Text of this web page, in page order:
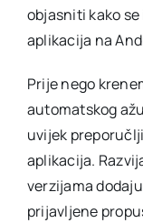
objasniti kako
aplikacija na
Prije nego
automatskog
uvijek
aplikacija.
verzijama
prijavljene